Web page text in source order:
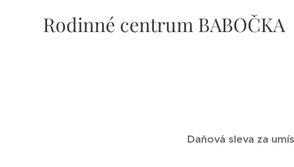
Rodinné centrum BABOČKA
Daňová sleva za